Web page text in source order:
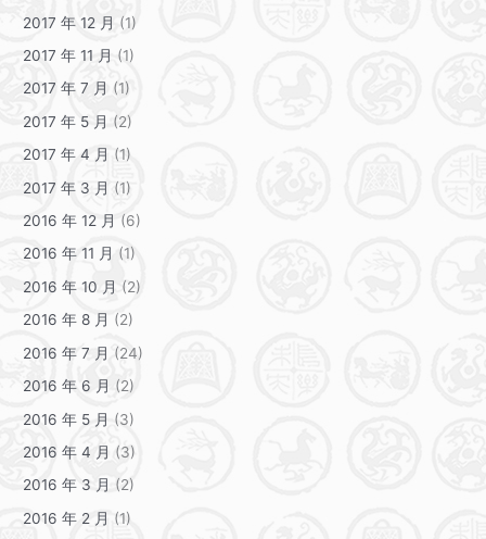
2017 年 12 月 (1)
2017 年 11 月 (1)
2017 年 7 月 (1)
2017 年 5 月 (2)
2017 年 4 月 (1)
2017 年 3 月 (1)
2016 年 12 月 (6)
2016 年 11 月 (1)
2016 年 10 月 (2)
2016 年 8 月 (2)
2016 年 7 月 (24)
2016 年 6 月 (2)
2016 年 5 月 (3)
2016 年 4 月 (3)
2016 年 3 月 (2)
2016 年 2 月 (1)